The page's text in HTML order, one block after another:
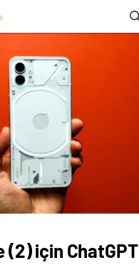
(2) için ChatGPT